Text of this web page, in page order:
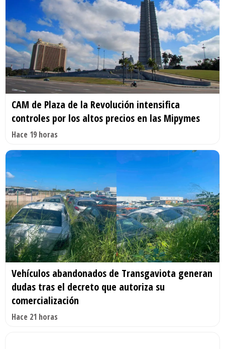
CAM de Plaza de la Revolución intensifica
controles por los altos precios en las Mipymes
Hace 19 horas
Vehículos abandonados de Transgaviota generan
dudas tras el decreto que autoriza su
comercialización
Hace 21 horas